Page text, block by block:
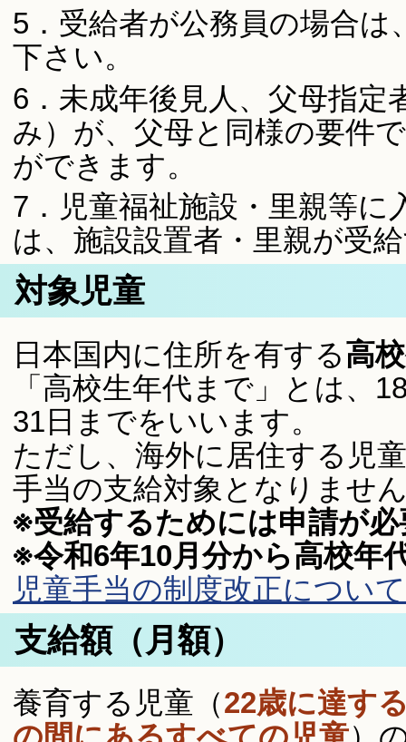
5．受給者が公務員の場合
下さい。
6．未成年後見人、父母指定
み）が、父母と同様の要件
ができます。
7．児童福祉施設・里親等
は、施設設置者・里親が受
対象児童
日本国内に住所を有する高
「高校生年代まで」とは、
31日までをいいます。
ただし、海外に居住する児
手当の支給対象となりませ
※受給するためには申請が
※令和6年10月分から高校年
児童手当の制度改正につい
支給額（月額）
養育する児童（22歳に達す